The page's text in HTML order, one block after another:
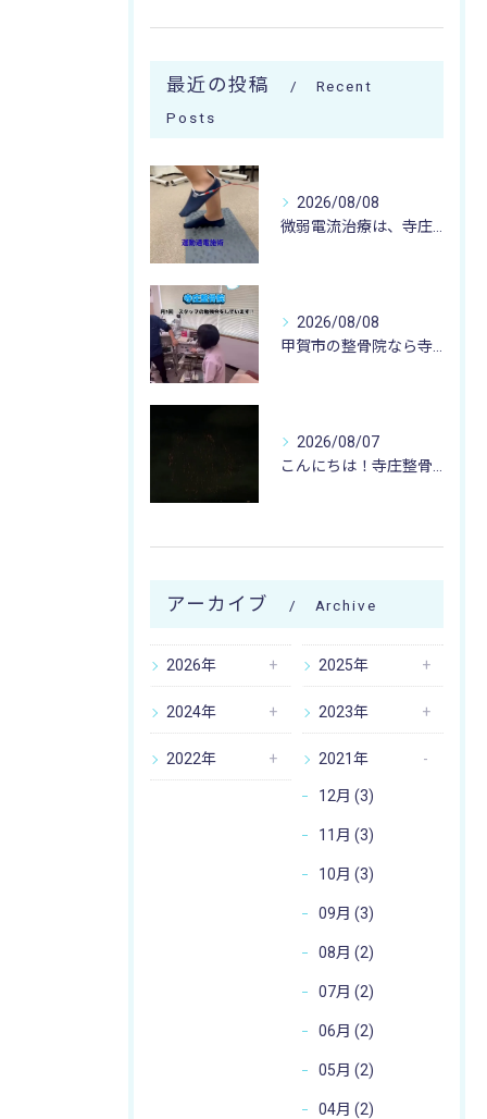
最近の投稿
Recent
Posts
2026/08/08
2026/08/08
2026/08/07
アーカイブ Archive
2026年 2025年
2024年 2023年
2022年 2021年
12月 (3)
11月 (3)
10月 (3)
09月 (3)
08月 (2)
07月 (2)
06月 (2)
05月 (2)
04月 (2)